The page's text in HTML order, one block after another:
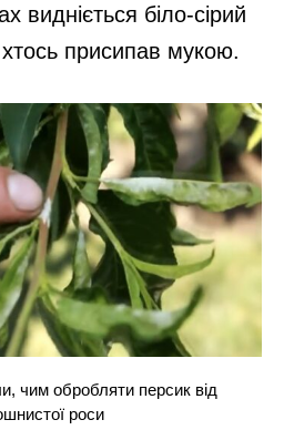
видніється біло-сірий
хтось присипав мукою.
чим обробляти персик від
роси